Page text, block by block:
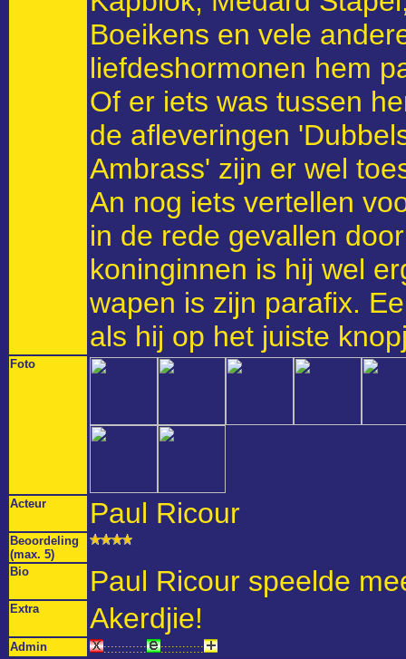
Boeikens en vele
liefdeshormonen hem
Of er iets was tussen
de afleveringen
Ambrass' zijn er wel
An nog iets vertellen
in de rede gevallen
koninginnen is hij wel
wapen is zijn parafix.
als hij op het juiste
Foto
Acteur Paul Ricour
Beoordeling
(max. 5)
Bio
Paul Ricour speelde
Extra Akerdjie!
Admin :::::::::::: ::::::::::::